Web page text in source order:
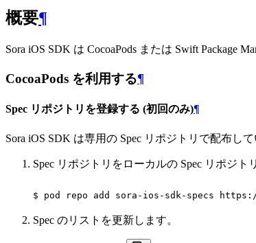
概要¶
Sora iOS SDK は CocoaPods または Swift Package
CocoaPods を利用する¶
Spec リポジトリを登録する (初回のみ)¶
Sora iOS SDK は専用の Spec リポジトリで配布し
Spec リポジトリをローカルの Spec リポジト
$ pod repo add sora-ios-sdk-specs
Spec のリストを更新します。